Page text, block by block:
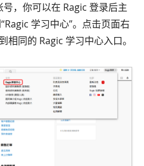
，你可以在 Ragic 登录后主
学习中心”。点击页面右
相同的 Ragic 学习中心入口。